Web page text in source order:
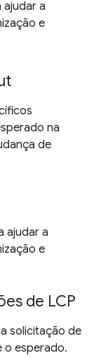
ajudar a
e
na
de
ajudar a
e
de LCP
solicitação de
o esperado.